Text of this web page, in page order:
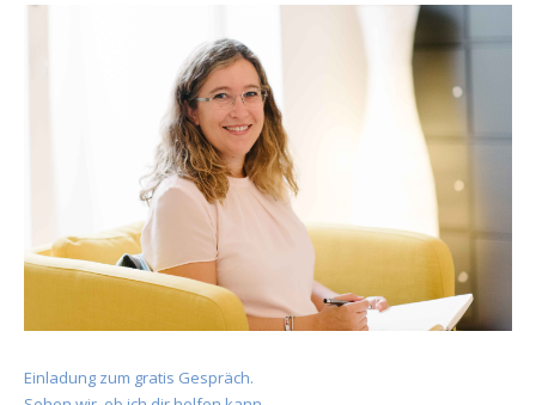
Einladung zum gratis Gespräch.